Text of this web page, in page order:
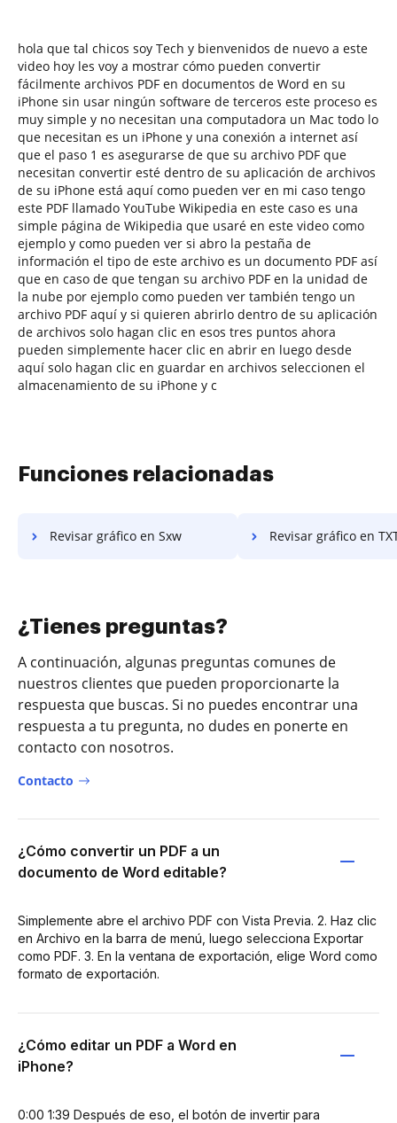
hola que tal chicos soy Tech y bienvenidos de nuevo a este
video hoy les voy a mostrar cómo pueden convertir
fácilmente archivos PDF en documentos de Word en su
iPhone sin usar ningún software de terceros este proceso es
muy simple y no necesitan una computadora un Mac todo lo
que necesitan es un iPhone y una conexión a internet así
que el paso 1 es asegurarse de que su archivo PDF que
necesitan convertir esté dentro de su aplicación de archivos
de su iPhone está aquí como pueden ver en mi caso tengo
este PDF llamado YouTube Wikipedia en este caso es una
simple página de Wikipedia que usaré en este video como
ejemplo y como pueden ver si abro la pestaña de
información el tipo de este archivo es un documento PDF así
que en caso de que tengan su archivo PDF en la unidad de
la nube por ejemplo como pueden ver también tengo un
archivo PDF aquí y si quieren abrirlo dentro de su aplicación
de archivos solo hagan clic en esos tres puntos ahora
pueden simplemente hacer clic en abrir en luego desde
aquí solo hagan clic en guardar en archivos seleccionen el
almacenamiento de su iPhone y c
Funciones relacionadas
Revisar gráfico en Sxw Revisar gráfico en
¿Tienes preguntas?
A continuación, algunas preguntas comunes de
nuestros clientes que pueden proporcionarte la
respuesta que buscas. Si no puedes encontrar una
respuesta a tu pregunta, no dudes en ponerte en
contacto con nosotros.
Contacto
¿Cómo convertir un PDF a un
documento de Word editable?
Simplemente abre el archivo PDF con Vista Previa. 2. Haz clic
en Archivo en la barra de menú, luego selecciona Exportar
como PDF. 3. En la ventana de exportación, elige Word como
formato de exportación.
¿Cómo editar un PDF a Word en
iPhone?
0:00 1:39 Después de eso, el botón de invertir para